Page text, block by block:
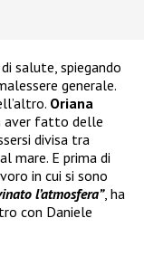
salute, spiegando
generale.
Oriana
aver fatto delle
divisa tra
mare. E prima di
in cui si sono
l’atmosfera”, ha
con Daniele